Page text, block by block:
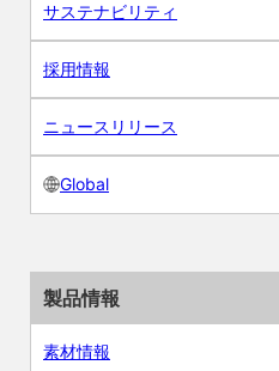
サステナビリティ
採用情報
ニュースリリース
Global
製品情報
素材情報